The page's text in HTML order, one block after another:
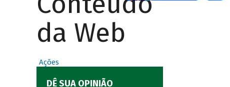
da Web
Ações
DÊ SUA OPINIÃO